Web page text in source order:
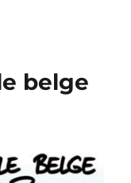
belge